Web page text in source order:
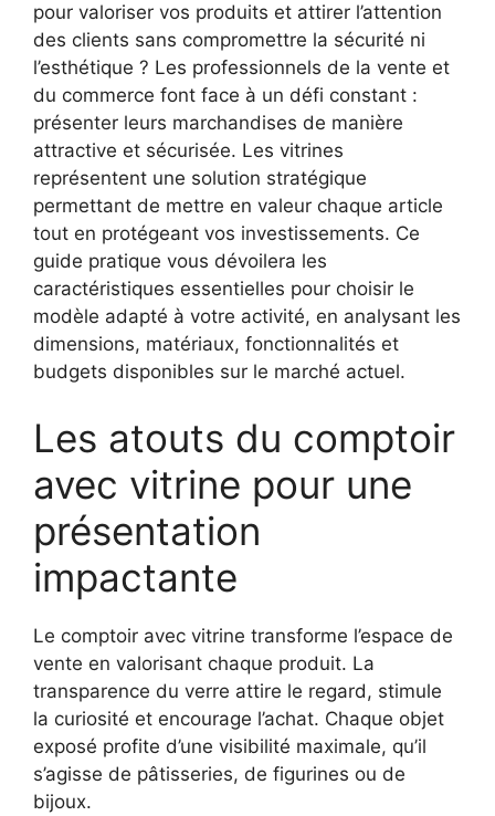
pour valoriser vos produits et attirer l’attention
des clients sans compromettre la sécurité ni
l’esthétique ? Les professionnels de la vente et
du commerce font face à un défi constant :
présenter leurs marchandises de manière
attractive et sécurisée. Les vitrines
représentent une solution stratégique
permettant de mettre en valeur chaque article
tout en protégeant vos investissements. Ce
guide pratique vous dévoilera les
caractéristiques essentielles pour choisir le
modèle adapté à votre activité, en analysant les
dimensions, matériaux, fonctionnalités et
budgets disponibles sur le marché actuel.
Les atouts du comptoir
avec vitrine pour une
présentation
impactante
Le comptoir avec vitrine transforme l’espace de
vente en valorisant chaque produit. La
transparence du verre attire le regard, stimule
la curiosité et encourage l’achat. Chaque objet
exposé profite d’une visibilité maximale, qu’il
s’agisse de pâtisseries, de figurines ou de
bijoux.